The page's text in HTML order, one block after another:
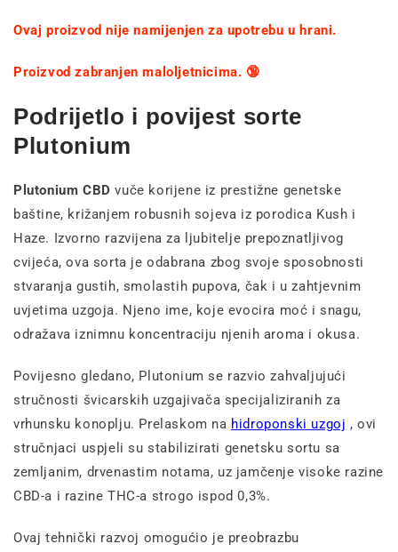
Ovaj proizvod nije namijenjen za upotrebu u hrani.
Proizvod zabranjen maloljetnicima. 🔞
Podrijetlo i povijest sorte
Plutonium
Plutonium CBD vuče korijene iz prestižne genetske
baštine, križanjem robusnih sojeva iz porodica Kush i
Haze. Izvorno razvijena za ljubitelje prepoznatljivog
cvijeća, ova sorta je odabrana zbog svoje sposobnosti
stvaranja gustih, smolastih pupova, čak i u zahtjevnim
uvjetima uzgoja. Njeno ime, koje evocira moć i snagu,
odražava iznimnu koncentraciju njenih aroma i okusa.
Povijesno gledano, Plutonium se razvio zahvaljujući
stručnosti švicarskih uzgajivača specijaliziranih za
vrhunsku konoplju. Prelaskom na hidroponski uzgoj , ovi
stručnjaci uspjeli su stabilizirati genetsku sortu sa
zemljanim, drvenastim notama, uz jamčenje visoke razine
CBD-a i razine THC-a strogo ispod 0,3%.
Ovaj tehnički razvoj omogućio je preobrazbu